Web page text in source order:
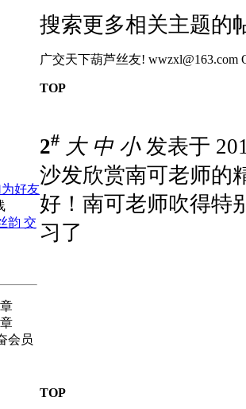
搜索更多相关主题的
广交天下葫芦丝友! wwzxl@163.com
TOP
2# 大 中 小发表于
沙发欣赏南可老师的
好！南可老师吹得特
习了
TOP